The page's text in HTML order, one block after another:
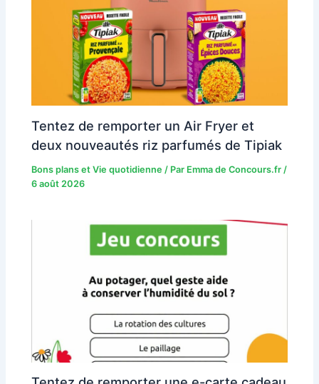
Tentez de remporter un Air Fryer et
deux nouveautés riz parfumés de Tipiak
Bons plans et Vie quotidienne / Par Emma de Concours.fr /
6 août 2026